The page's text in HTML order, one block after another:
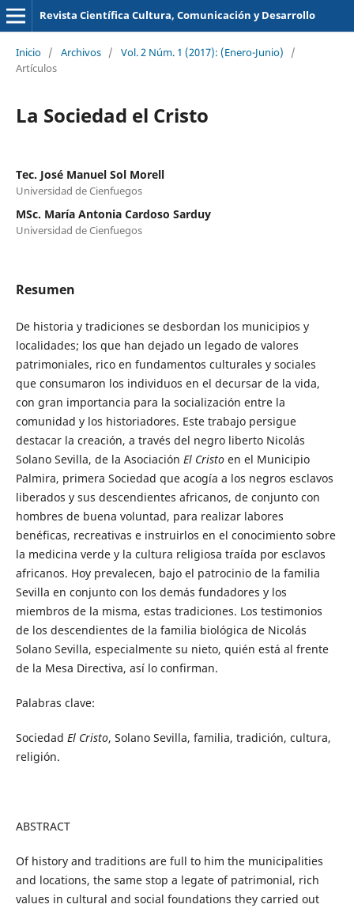
Revista Científica Cultura, Comunicación y Desarrollo
Inicio / Archivos / Vol. 2 Núm. 1 (2017): (Enero-Junio)
/
Artículos
La Sociedad el Cristo
Tec. José Manuel Sol Morell
Universidad de Cienfuegos
MSc. María Antonia Cardoso Sarduy
Universidad de Cienfuegos
Resumen
De historia y tradiciones se desbordan los municipios y
localidades; los que han dejado un legado de valores
patrimoniales, rico en fundamentos culturales y sociales
que consumaron los individuos en el decursar de la vida,
con gran importancia para la socialización entre la
comunidad y los historiadores. Este trabajo persigue
destacar la creación, a través del negro liberto Nicolás
Solano Sevilla, de la Asociación El Cristoen el Municipio
Palmira, primera Sociedad que acogía a los negros esclavos
liberados y sus descendientes africanos, de conjunto con
hombres de buena voluntad, para realizar labores
benéficas, recreativas e instruirlos en el conocimiento sobre
la medicina verde y la cultura religiosa traída por esclavos
africanos. Hoy prevalecen, bajo el patrocinio de la familia
Sevilla en conjunto con los demás fundadores y los
miembros de la misma, estas tradiciones. Los testimonios
de los descendientes de la familia biológica de Nicolás
Solano Sevilla, especialmente su nieto, quién está al frente
de la Mesa Directiva, así lo confirman.
Palabras clave:
Sociedad El Cristo, Solano Sevilla, familia, tradición, cultura,
religión.
ABSTRACT
Of history and traditions are full to him the municipalities
and locations, the same stop a legate of patrimonial, rich
values in cultural and social foundations they carried out